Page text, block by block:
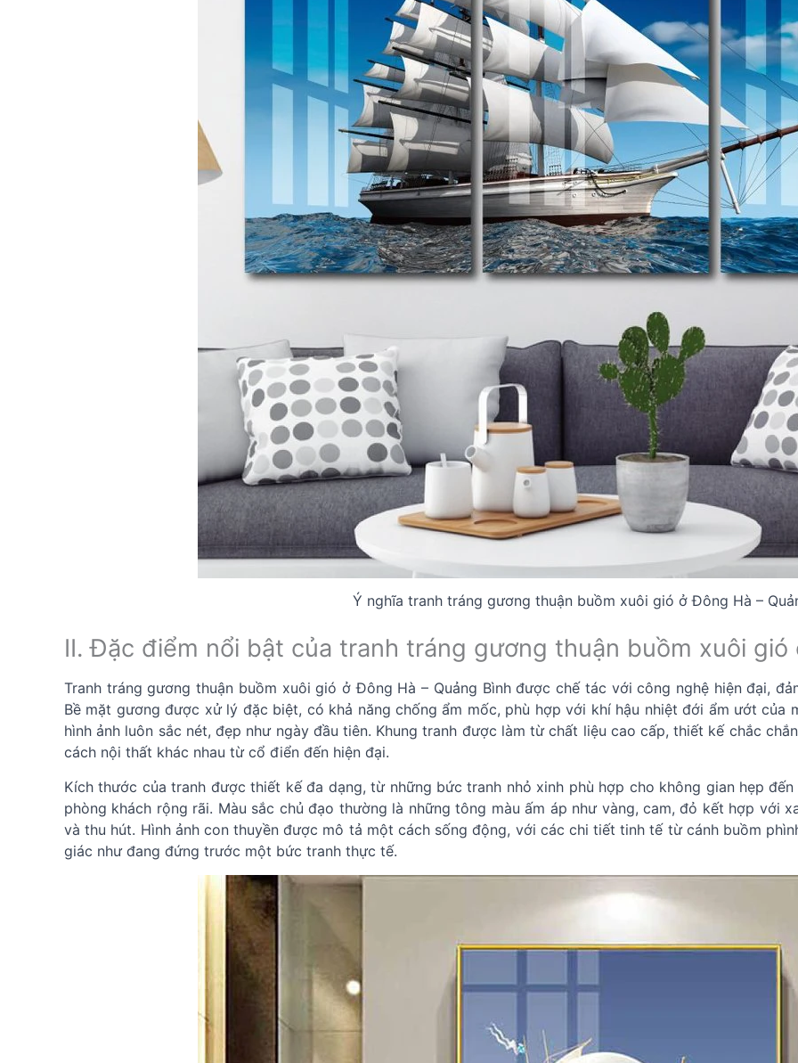
Ý nghĩa tranh tráng gương thuận buồm xuôi gió ở Đông Hà –
II. Đặc điểm nổi bật của tranh tráng gương thuận buồm xuôi gió
Tranh tráng gương thuận buồm xuôi gió ở Đông Hà – Quảng Bình được chế tác với công nghệ hiện đại,
Bề mặt gương được xử lý đặc biệt, có khả năng chống ẩm mốc, phù hợp với khí hậu nhiệt đới ẩm ướt của
hình ảnh luôn sắc nét, đẹp như ngày đầu tiên. Khung tranh được làm từ chất liệu cao cấp, thiết kế chắc
cách nội thất khác nhau từ cổ điển đến hiện đại.
Kích thước của tranh được thiết kế đa dạng, từ những bức tranh nhỏ xinh phù hợp cho không gian hẹp
phòng khách rộng rãi. Màu sắc chủ đạo thường là những tông màu ấm áp như vàng, cam, đỏ kết hợp với
và thu hút. Hình ảnh con thuyền được mô tả một cách sống động, với các chi tiết tinh tế từ cánh buồm
giác như đang đứng trước một bức tranh thực tế.